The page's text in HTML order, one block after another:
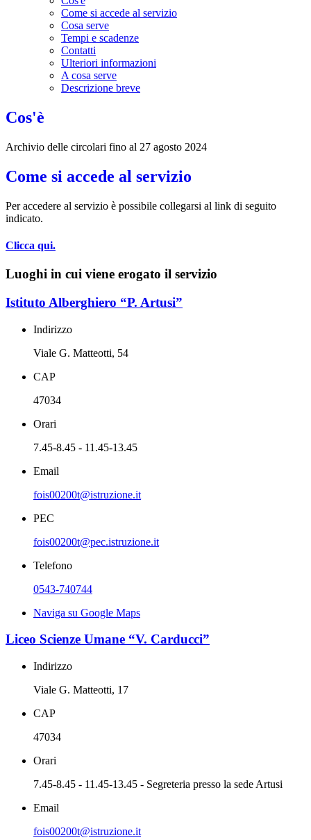
Come si accede al servizio
Cosa serve
Tempi e scadenze
Contatti
Ulteriori informazioni
A cosa serve
Descrizione breve
Cos'è
Archivio delle circolari fino al 27 agosto 2024
Come si accede al servizio
Per accedere al servizio è possibile collegarsi al link di seguito
indicato.
Clicca qui.
Luoghi in cui viene erogato il servizio
Istituto Alberghiero “P. Artusi”
Indirizzo
Viale G. Matteotti, 54
CAP
47034
Orari
7.45-8.45 - 11.45-13.45
Email
fois00200t@istruzione.it
PEC
fois00200t@pec.istruzione.it
Telefono
0543-740744
Naviga su Google Maps
Liceo Scienze Umane “V. Carducci”
Indirizzo
Viale G. Matteotti, 17
CAP
47034
Orari
7.45-8.45 - 11.45-13.45 - Segreteria presso la sede Artusi
Email
fois00200t@istruzione.it